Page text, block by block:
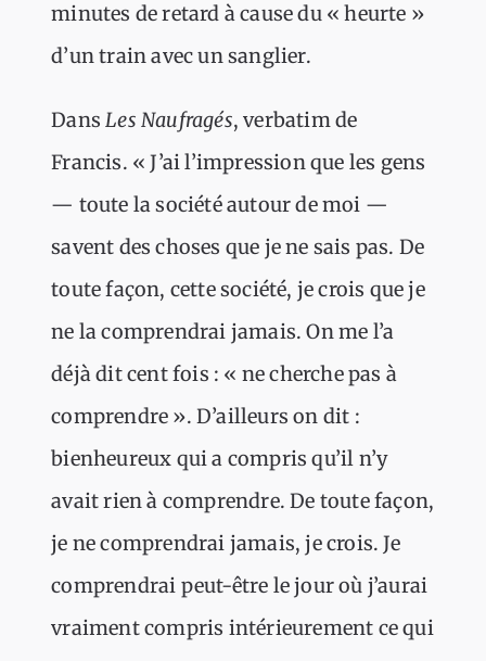
minutes de retard à cause du « heurte »
d’un train avec un sanglier.
DansLes Naufragés, verbatim de
Francis. « J’ai l’impression que les gens
— toute la société autour de moi —
savent des choses que je ne sais pas. De
toute façon, cette société, je crois que je
ne la comprendrai jamais. On me l’a
déjà dit cent fois : « ne cherche pas à
comprendre ». D’ailleurs on dit :
bienheureux qui a compris qu’il n’y
avait rien à comprendre. De toute façon,
je ne comprendrai jamais, je crois. Je
comprendrai peut-être le jour où j’aurai
vraiment compris intérieurement ce qui